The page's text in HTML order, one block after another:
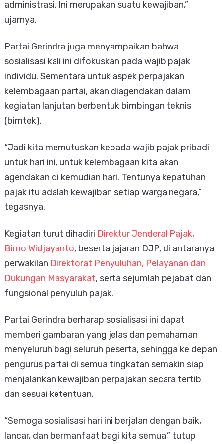
administrasi. Ini merupakan suatu kewajiban,”
ujarnya.
Partai Gerindra juga menyampaikan bahwa
sosialisasi kali ini difokuskan pada wajib pajak
individu. Sementara untuk aspek perpajakan
kelembagaan partai, akan diagendakan dalam
kegiatan lanjutan berbentuk bimbingan teknis
(bimtek).
“Jadi kita memutuskan kepada wajib pajak pribadi
untuk hari ini, untuk kelembagaan kita akan
agendakan di kemudian hari. Tentunya kepatuhan
pajak itu adalah kewajiban setiap warga negara,”
tegasnya.
Kegiatan turut dihadiri Direktur Jenderal Pajak,
Bimo Widjayanto, beserta jajaran DJP, di antaranya
perwakilan Direktorat Penyuluhan, Pelayanan dan
Dukungan Masyarakat, serta sejumlah pejabat dan
fungsional penyuluh pajak.
Partai Gerindra berharap sosialisasi ini dapat
memberi gambaran yang jelas dan pemahaman
menyeluruh bagi seluruh peserta, sehingga ke depan
pengurus partai di semua tingkatan semakin siap
menjalankan kewajiban perpajakan secara tertib
dan sesuai ketentuan.
“Semoga sosialisasi hari ini berjalan dengan baik,
lancar, dan bermanfaat bagi kita semua,” tutup